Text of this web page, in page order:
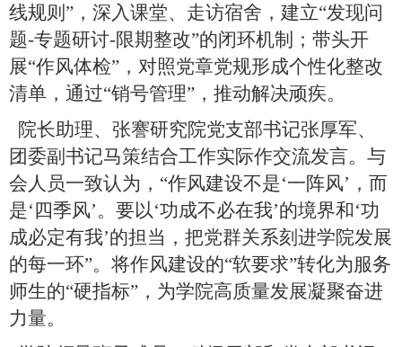
线规则”，深入课堂、走访宿舍，建立“发现问
题-专题研讨-限期整改”的闭环机制；带头开
展“作风体检”，对照党章党规形成个性化整改
清单，通过“销号管理”，推动解决顽疾。
院长助理、张謇研究院党支部书记张厚军、
团委副书记马策结合工作实际作交流发言。与
会人员一致认为，“作风建设不是‘一阵风’，而
是‘四季风’。要以‘功成不必在我’的境界和‘功
成必定有我’的担当，把党群关系刻进学院发展
的每一环”。将作风建设的“软要求”转化为服务
师生的“硬指标”，为学院高质量发展凝聚奋进
力量。